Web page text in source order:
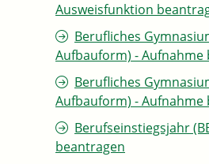
Ausweisfunktion
Berufliches
Aufbauform) - Aufnahme
Berufliches
Aufbauform) - Aufnahme
Berufseinstiegsjahr
beantragen